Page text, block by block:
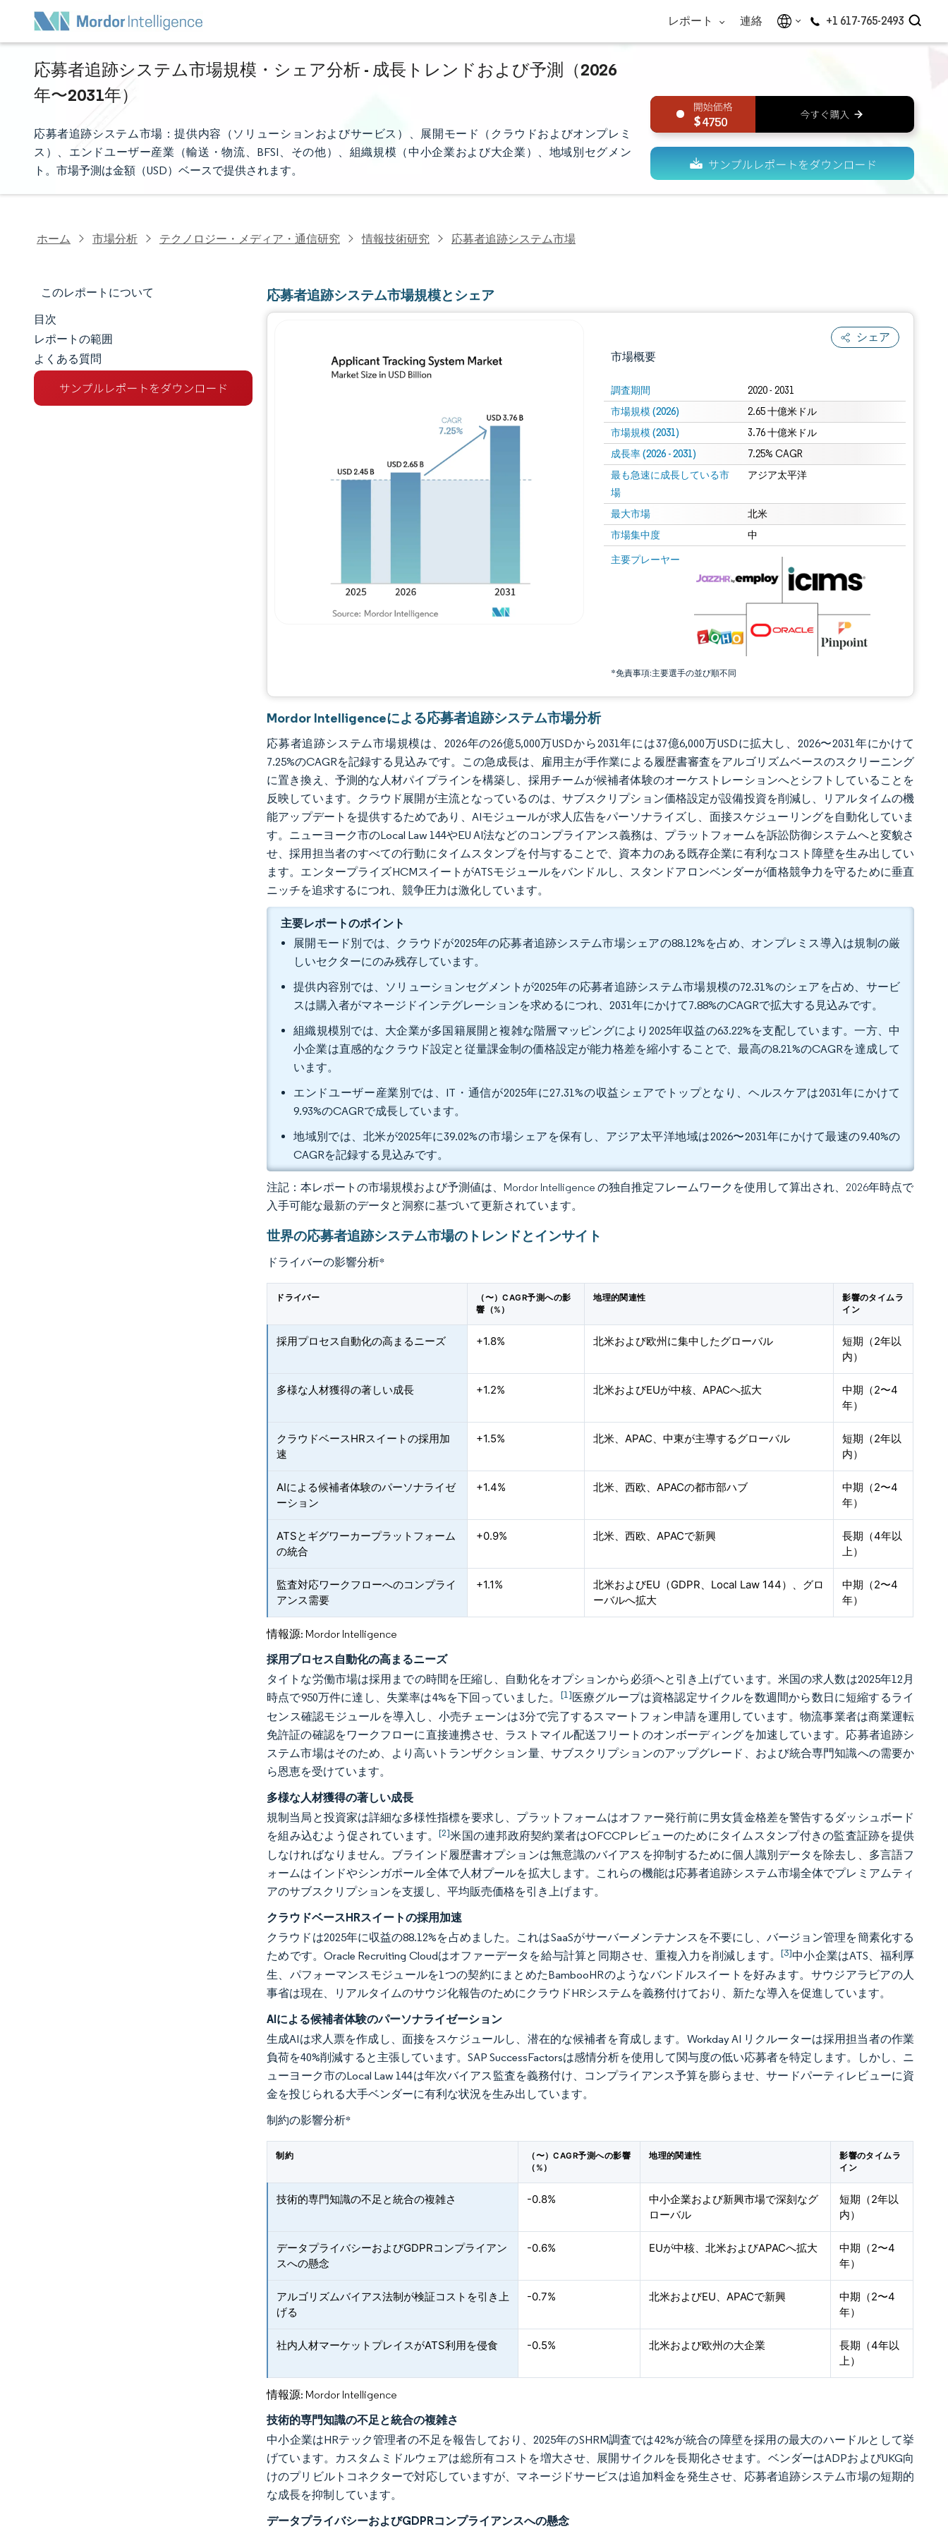
レポート 連絡 +1 617-765-2493
応募者追跡システム市場規模・シェア分析 - 成長トレンドおよび予測（2026
年〜2031年）
応募者追跡システム市場：提供内容（ソリューションおよびサービス）、展開モード（クラウドおよびオンプレミ
ス）、エンドユーザー産業（輸送・物流、BFSI、その他）、組織規模（中小企業および大企業）、地域別セグメン
ト。市場予測は金額（USD）ベースで提供されます。
4750
ホーム 市場分析 テクノロジー・メディア・通信研究 情報技術研究 応募者追跡システム市場
このレポートについて
市場規模とシェア
市場分析
トレンドとインサイト
目次
レポートの範囲
よくある質問
応募者追跡システム市場規模とシェア
シェア
市場概要
調査期間 2020 - 2031
市場規模 (2026) 2.65 十億米ドル
市場規模 (2031) 3.76 十億米ドル
成長率 (2026 - 2031) 7.25% CAGR
最も急速に成長している市
場
アジア太平洋
最大市場 北米
市場集中度 中
主要プレーヤー
*免責事項:主要選手の並び順不同
画像 © Mordor Intelligence。再利用にはCC BY 4.0の表示が必要です。
画像 © Mordor Intelligence。再利用にはCC BY 4.0の表示が必要です。
Mordor Intelligenceによる応募者追跡システム市場分析
応募者追跡システム市場規模は、2026年の26億5,000万USDから2031年には37億6,000万USDに拡大し、2026〜2031年にかけて
7.25%のCAGRを記録する見込みです。この急成長は、雇用主が手作業による履歴書審査をアルゴリズムベースのスクリーニング
に置き換え、予測的な人材パイプラインを構築し、採用チームが候補者体験のオーケストレーションへとシフトしていることを
反映しています。クラウド展開が主流となっているのは、サブスクリプション価格設定が設備投資を削減し、リアルタイムの機
能アップデートを提供するためであり、AIモジュールが求人広告をパーソナライズし、面接スケジューリングを自動化していま
す。ニューヨーク市のLocal Law 144やEU AI法などのコンプライアンス義務は、プラットフォームを訴訟防御システムへと変貌さ
せ、採用担当者のすべての行動にタイムスタンプを付与することで、資本力のある既存企業に有利なコスト障壁を生み出してい
ます。エンタープライズHCMスイートがATSモジュールをバンドルし、スタンドアロンベンダーが価格競争力を守るために垂直
ニッチを追求するにつれ、競争圧力は激化しています。
主要レポートのポイント
展開モード別では、クラウドが2025年の応募者追跡システム市場シェアの88.12%を占め、オンプレミス導入は規制の厳
しいセクターにのみ残存しています。
提供内容別では、ソリューションセグメントが2025年の応募者追跡システム市場規模の72.31%のシェアを占め、サービ
スは購入者がマネージドインテグレーションを求めるにつれ、2031年にかけて7.88%のCAGRで拡大する見込みです。
組織規模別では、大企業が多国籍展開と複雑な階層マッピングにより2025年収益の63.22%を支配しています。一方、中
小企業は直感的なクラウド設定と従量課金制の価格設定が能力格差を縮小することで、最高の8.21%のCAGRを達成して
います。
エンドユーザー産業別では、IT・通信が2025年に27.31%の収益シェアでトップとなり、ヘルスケアは2031年にかけて
9.93%のCAGRで成長しています。
地域別では、北米が2025年に39.02%の市場シェアを保有し、アジア太平洋地域は2026〜2031年にかけて最速の9.40%の
CAGRを記録する見込みです。
注記：本レポートの市場規模および予測値は、Mordor Intelligence の独自推定フレームワークを使用して算出され、2026年時点で
入手可能な最新のデータと洞察に基づいて更新されています。
世界の応募者追跡システム市場のトレンドとインサイト
ドライバーの影響分析*
ドライバー
（〜）CAGR予測への影
響（%）
地理的関連性
影響のタイムラ
イン
採用プロセス自動化の高まるニーズ +1.8% 北米および欧州に集中したグローバル
短期（2年以
内）
多様な人材獲得の著しい成長 +1.2% 北米およびEUが中核、APACへ拡大
中期（2〜4
年）
クラウドベースHRスイートの採用加
速
+1.5% 北米、APAC、中東が主導するグローバル
短期（2年以
内）
AIによる候補者体験のパーソナライゼ
ーション
+1.4% 北米、西欧、APACの都市部ハブ
中期（2〜4
年）
ATSとギグワーカープラットフォーム
の統合
+0.9% 北米、西欧、APACで新興
長期（4年以
上）
監査対応ワークフローへのコンプライ
アンス需要
+1.1%
北米およびEU（GDPR、Local Law 144）、グロ
ーバルへ拡大
中期（2〜4
年）
情報源: Mordor Intelligence
採用プロセス自動化の高まるニーズ
タイトな労働市場は採用までの時間を圧縮し、自動化をオプションから必須へと引き上げています。米国の求人数は2025年12月
時点で950万件に達し、失業率は4%を下回っていました。 [1]医療グループは資格認定サイクルを数週間から数日に短縮するライ
センス確認モジュールを導入し、小売チェーンは3分で完了するスマートフォン申請を運用しています。物流事業者は商業運転
免許証の確認をワークフローに直接連携させ、ラストマイル配送フリートのオンボーディングを加速しています。応募者追跡シ
ステム市場はそのため、より高いトランザクション量、サブスクリプションのアップグレード、および統合専門知識への需要か
ら恩恵を受けています。
多様な人材獲得の著しい成長
規制当局と投資家は詳細な多様性指標を要求し、プラットフォームはオファー発行前に男女賃金格差を警告するダッシュボード
を組み込むよう促されています。[2]米国の連邦政府契約業者はOFCCPレビューのためにタイムスタンプ付きの監査証跡を提供
しなければなりません。ブラインド履歴書オプションは無意識のバイアスを抑制するために個人識別データを除去し、多言語フ
ォームはインドやシンガポール全体で人材プールを拡大します。これらの機能は応募者追跡システム市場全体でプレミアムティ
アのサブスクリプションを支援し、平均販売価格を引き上げます。
クラウドベースHRスイートの採用加速
クラウドは2025年に収益の88.12%を占めました。これはSaaSがサーバーメンテナンスを不要にし、バージョン管理を簡素化する
ためです。Oracle Recruiting Cloudはオファーデータを給与計算と同期させ、重複入力を削減します。 [3]中小企業はATS、福利厚
生、パフォーマンスモジュールを1つの契約にまとめたBambooHRのようなバンドルスイートを好みます。サウジアラビアの人
事省は現在、リアルタイムのサウジ化報告のためにクラウドHRシステムを義務付けており、新たな導入を促進しています。
AIによる候補者体験のパーソナライゼーション
生成AIは求人票を作成し、面接をスケジュールし、潜在的な候補者を育成します。Workday AI リクルーターは採用担当者の作業
負荷を40%削減すると主張しています。SAP SuccessFactorsは感情分析を使用して関与度の低い応募者を特定します。しかし、ニ
ューヨーク市のLocal Law 144は年次バイアス監査を義務付け、コンプライアンス予算を膨らませ、サードパーティレビューに資
金を投じられる大手ベンダーに有利な状況を生み出しています。
制約の影響分析*
制約
（〜）CAGR予測への影響
（%）
地理的関連性
影響のタイムラ
イン
技術的専門知識の不足と統合の複雑さ -0.8%
中小企業および新興市場で深刻なグ
ローバル
短期（2年以
内）
データプライバシーおよびGDPRコンプライアン
スへの懸念
-0.6% EUが中核、北米およびAPACへ拡大
中期（2〜4
年）
アルゴリズムバイアス法制が検証コストを引き上
げる
-0.7% 北米およびEU、APACで新興
中期（2〜4
年）
社内人材マーケットプレイスがATS利用を侵食 -0.5% 北米および欧州の大企業
長期（4年以
上）
情報源: Mordor Intelligence
技術的専門知識の不足と統合の複雑さ
中小企業はHRテック管理者の不足を報告しており、2025年のSHRM調査では42%が統合の障壁を採用の最大のハードルとして挙
げています。カスタムミドルウェアは総所有コストを増大させ、展開サイクルを長期化させます。ベンダーはADPおよびUKG向
けのプリビルトコネクターで対応していますが、マネージドサービスは追加料金を発生させ、応募者追跡システム市場の短期的
な成長を抑制しています。
データプライバシーおよびGDPRコンプライアンスへの懸念